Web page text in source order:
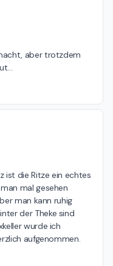
aber trotzdem
ist die Ritze ein echtes
mal gesehen
man kann ruhig
der Theke sind
wurde ich
aufgenommen.